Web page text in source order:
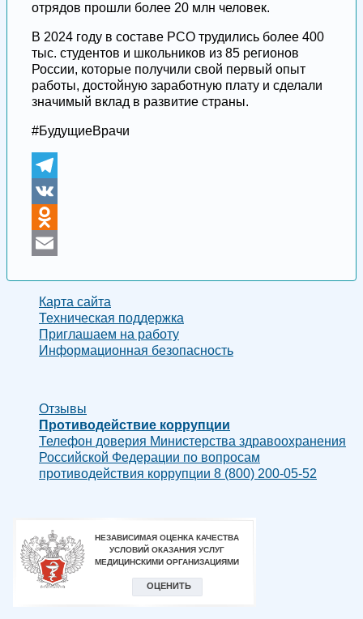
отрядов прошли более 20 млн человек.
В 2024 году в составе РСО трудились более 400
тыс. студентов и школьников из 85 регионов
России, которые получили свой первый опыт
работы, достойную заработную плату и сделали
значимый вклад в развитие страны.
#БудущиеВрачи
Telegram
VK
Odnoklassniki
Карта сайта
Техническая поддержка
Приглашаем на работу
Информационная безопасность
Отзывы
Противодействие коррупции
Телефон доверия Министерства здравоохранения
Российской Федерации по вопросам
противодействия коррупции 8 (800) 200-05-52